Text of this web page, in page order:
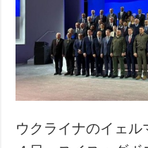
スポーツ
犯罪
事故・緊急事態
追加
特集
インタビュー
ウクライナのイェル